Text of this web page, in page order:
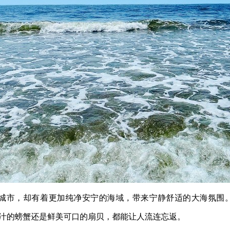
市，却有着更加纯净安宁的海域，带来宁静舒适的大海氛围
螃蟹还是鲜美可口的扇贝，都能让人流连忘返。